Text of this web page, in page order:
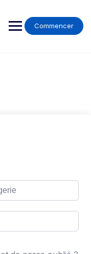
Commencer